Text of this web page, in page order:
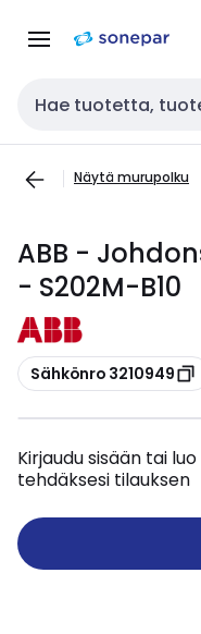
navigointiinsisältöön
Haku
Näytä murupolku
ABB -
- S202M-B10
Kopioi
Sähkönro 3210949
Kirjaudu sisään tai
tehdäksesi tilauksen